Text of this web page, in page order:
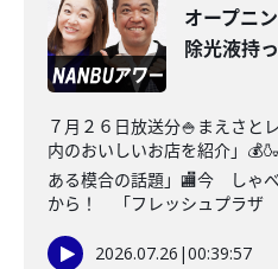
オープニ
除光液持
７月２６日放送分🍚まえさ
内のおいしいお店を紹介」
ある模合の話題」🏬今 しゃ
から！ 「フレッシュプラザ
2026.07.26 |00:39:57